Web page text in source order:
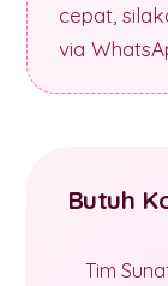
cepat,
via
Butuh
Tim